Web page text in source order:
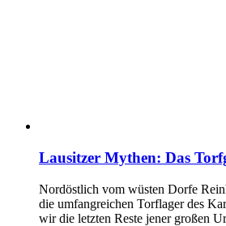
Lausitzer Mythen: Das
Nordöstlich vom wüsten Dorfe
die umfangreichen Torflager des
wir die letzten Reste jener großen